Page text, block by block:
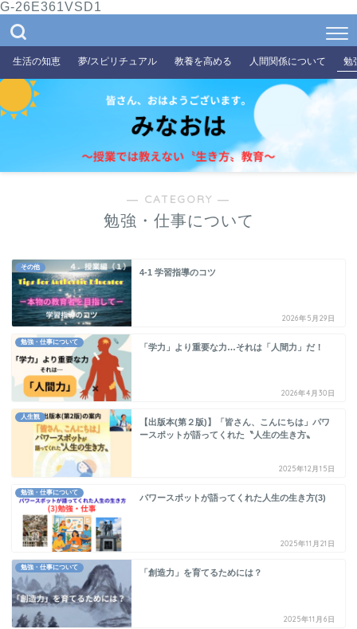
G-26E361VSD1
生活の知恵 夢/スピリチュアル 教養を高める 人間関係について 勉
― CATEGORY ―
勉強・仕事について
その他
4-1 学習指導のコツ
2026年5月29日
勉強・仕事について
「学力」より重要な力…それは「人間力」だ！
2026年4月30日
人生観
【出版本(第２版)】「皆さん、こんにちは」パワ
ースポットが語ってくれた〝人生の生き方〟
2025年12月15日
勉強・仕事について
パワースポットが語ってくれた人生の生き方(3)
2025年11月21日
勉強・仕事について
「創造力」を育てるためには？
2025年11月6日